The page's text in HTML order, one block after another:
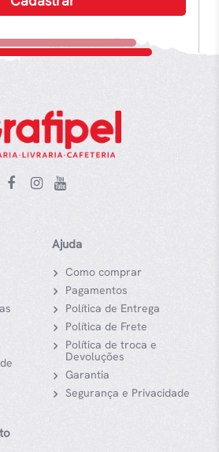
Ajuda
Como comprar
Pagamentos
Política de Entrega
Política de Frete
Política de troca e
Devoluções
Garantia
Segurança e Privacidade